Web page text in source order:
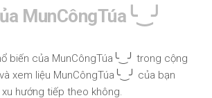
MunCôngTúa╰‿╯
biến của MunCôngTúa╰‿╯ trong cộng
xem liệu MunCôngTúa╰‿╯ của bạn
hướng tiếp theo không.